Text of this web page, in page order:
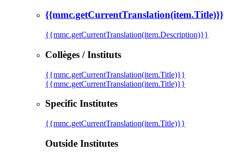
{{mmc.getCurrentTranslation(item.Title)}}
{{mmc.getCurrentTranslation(item.Description)}}
Collèges / Instituts
{{mmc.getCurrentTranslation(item.Title)}}
{{mmc.getCurrentTranslation(item.Title)}}
Specific Institutes
{{mmc.getCurrentTranslation(item.Title)}}
Outside Institutes